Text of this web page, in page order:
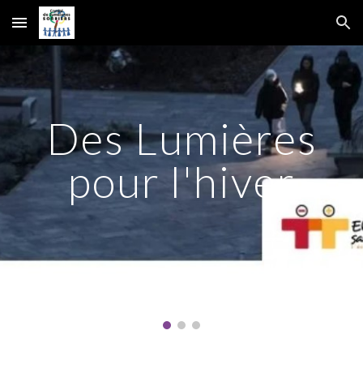
Skip to main content Skip to navigation
Des Lumières
pour l'hiver